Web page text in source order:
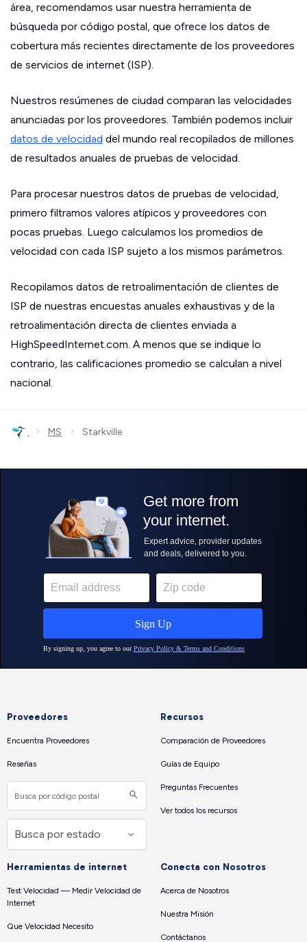
área, recomendamos usar nuestra herramienta de
búsqueda por código postal, que ofrece los datos de
cobertura más recientes directamente de los proveedores
de servicios de internet (ISP).
Nuestros resúmenes de ciudad comparan las velocidades
anunciadas por los proveedores. También podemos incluir
datos de velocidad del mundo real recopilados de millones
de resultados anuales de pruebas de velocidad.
Para procesar nuestros datos de pruebas de velocidad,
primero filtramos valores atípicos y proveedores con
pocas pruebas. Luego calculamos los promedios de
velocidad con cada ISP sujeto a los mismos parámetros.
Recopilamos datos de retroalimentación de clientes de
ISP de nuestras encuestas anuales exhaustivas y de la
retroalimentación directa de clientes enviada a
HighSpeedInternet.com. A menos que se indique lo
contrario, las calificaciones promedio se calculan a nivel
nacional.
› MS › Starkville
Proveedores
Encuentra Proveedores
Reseñas
Recursos
Comparación de Proveedores
Guías de Equipo
Preguntas Frecuentes
Ver todos los recursos
Herramientas de internet
Test Velocidad — Medir Velocidad de
Internet
Que Velocidad Necesito
Conecta con Nosotros
Acerca de Nosotros
Nuestra Misión
Contáctanos